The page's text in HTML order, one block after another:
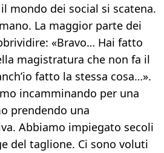
mondo dei social si scatena.
La maggior parte dei
«Bravo… Hai fatto
magistratura che non fa il
fatto la stessa cosa…».
incamminando per una
prendendo una
Abbiamo impiegato secoli
del taglione. Ci sono voluti